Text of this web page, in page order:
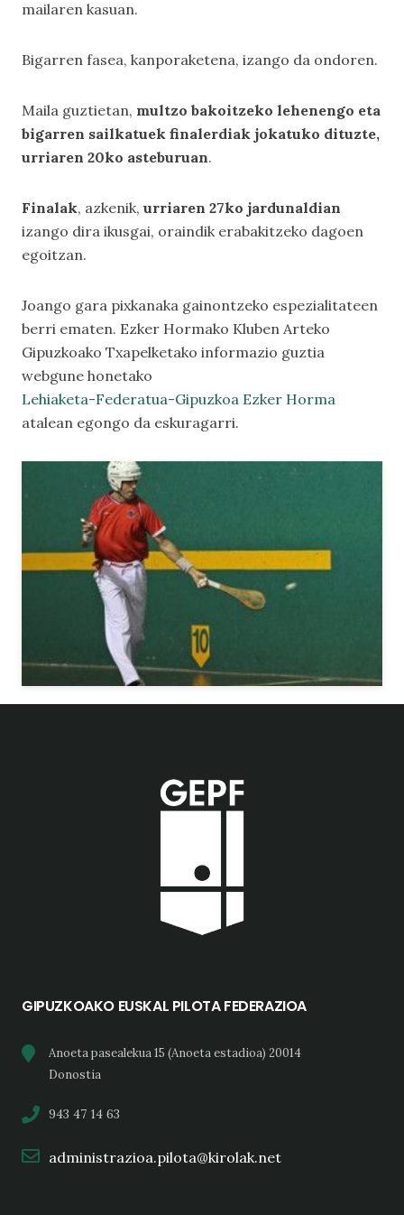
mailaren kasuan.
Bigarren fasea, kanporaketena, izango da ondoren.
Maila guztietan, multzo bakoitzeko lehenengo eta
bigarren sailkatuek finalerdiak jokatuko dituzte,
urriaren 20ko asteburuan.
Finalak, azkenik, urriaren 27ko jardunaldian
izango dira ikusgai, oraindik erabakitzeko dagoen
egoitzan.
Joango gara pixkanaka gainontzeko espezialitateen
berri ematen. Ezker Hormako Kluben Arteko
Gipuzkoako Txapelketako informazio guztia
webgune honetako
Lehiaketa-Federatua-Gipuzkoa Ezker Horma
atalean egongo da eskuragarri.
GIPUZKOAKO EUSKAL PILOTA FEDERAZIOA
Anoeta pasealekua 15 (Anoeta estadioa) 20014
Donostia
943 47 14 63
administrazioa.pilota@kirolak.net